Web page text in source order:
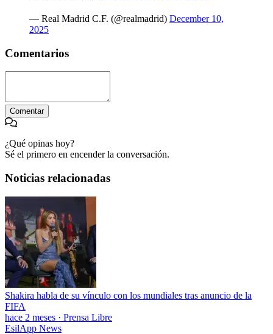
— Real Madrid C.F. (@realmadrid) December 10,
2025
Comentarios
Comentar
¿Qué opinas hoy?
Sé el primero en encender la conversación.
Noticias relacionadas
Shakira habla de su vínculo con los mundiales tras anuncio de la
FIFA
hace 2 meses · Prensa Libre
EsilApp News